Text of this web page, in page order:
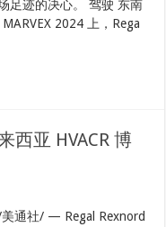
足迹的决心。 驾驶 东南
2024 上，Rega
西亚 HVACR 博
通社/ — Regal Rexnord